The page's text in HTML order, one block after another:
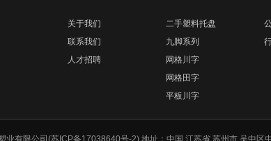
关于我们
联系我们
人才招聘
二手塑料托盘
九脚系列
网格川字
网格田字
平板川字
业有限公司(苏ICP备17038640号-2)地址：中国 江苏省 苏州市 吴中区